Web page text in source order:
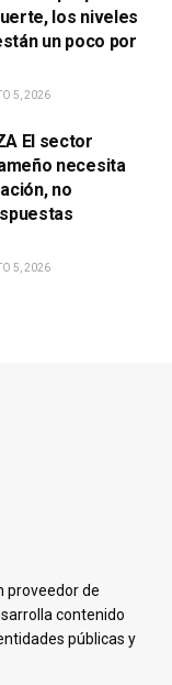
los niveles
un poco por
5, 2026
El sector
necesita
no
5, 2026
proveedor de
contenido
públicas y